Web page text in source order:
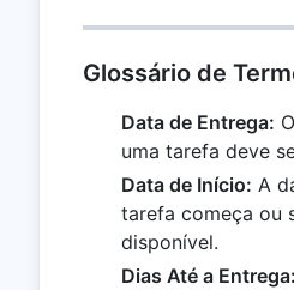
Glossário de
Data de Entrega:
uma tarefa deve
Data de Início: A
tarefa começa ou
disponível.
Dias Até a Entrega: